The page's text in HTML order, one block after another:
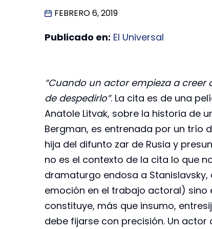
FEBRERO 6, 2019
Publicado en: El Universal
“Cuando un actor empieza a creer
de despedirlo”. La cita es de una
Anatole Litvak, sobre la historia de
Bergman, es entrenada por un trío
hija del difunto zar de Rusia y
no es el contexto de la cita lo que
dramaturgo endosa a
emoción en el trabajo actoral) sino
constituye, más que insumo,
debe fijarse con precisión. Un